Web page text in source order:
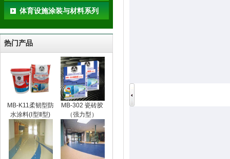
体育设施涂装与材料系列
热门产品
MB-K11柔韧型防
水涂料(Ⅰ型Ⅱ型)
MB-302 瓷砖胶
（强力型）